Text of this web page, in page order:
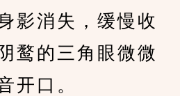
影消失，缓慢收
鹜的三角眼微微
开口。